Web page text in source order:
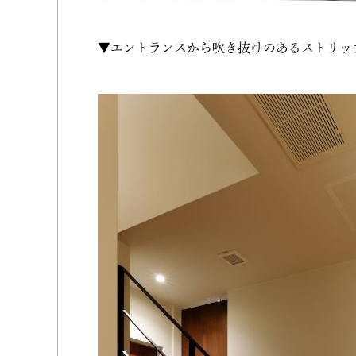
▼エントランスから吹き抜けのあるストリッ